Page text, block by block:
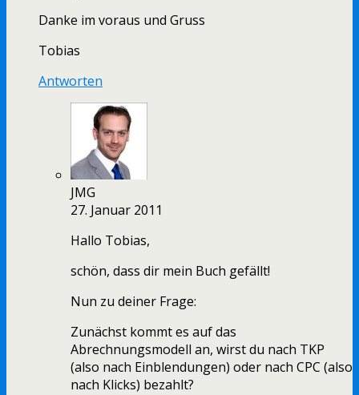
Danke im voraus und Gruss
Tobias
Antworten
JMG
27. Januar 2011
Hallo Tobias,
schön, dass dir mein Buch gefällt!
Nun zu deiner Frage:
Zunächst kommt es auf das
Abrechnungsmodell an, wirst du nach TKP
(also nach Einblendungen) oder nach CPC (also
nach Klicks) bezahlt?